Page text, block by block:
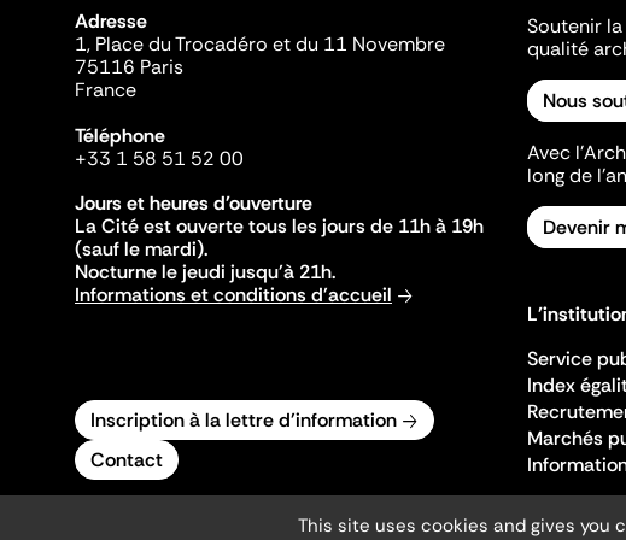
Adresse
1, Place du Trocadéro et du 11 Novembre
75116 Paris
France
Téléphone
+33 1 58 51 52 00
Jours et heures d'ouverture
La Cité est ouverte tous les jours de 11h à 19h
(sauf le mardi).
Nocturne le jeudi jusqu'à 21h.
Informations et conditions d'accueil
Inscription à la lettre d'information
Contact
Soutenir
qualité
Nous
Avec
long de
Devenir
Service
Index
Marchés
This site uses cookies and gives you